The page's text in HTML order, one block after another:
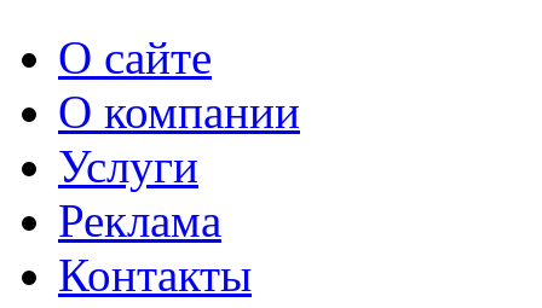
О сайте
О компании
Услуги
Реклама
Контакты